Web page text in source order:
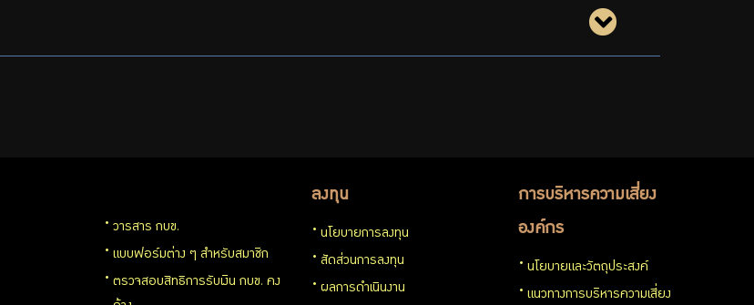
วารสาร กบข.
แบบฟอร์มต่าง ๆ สำหรับสมาชิก
ตรวจสอบสิทธิการรับเงิน กบข. คง
ลงทุน
นโยบายการลงทุน
สัดส่วนการลงทุน
ผลการดำเนินงาน
การบริหารความเสี่ยง
องค์กร
นโยบายและวัตถุประสงค์
แนวทางการบริหารความเสี่ยง